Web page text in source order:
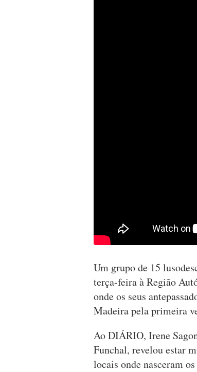
Um grupo de 15
terça-feira à Região
onde os seus
Madeira pela primeira
Ao DIÁRIO, Irene
Funchal, revelou estar
locais onde nasceram